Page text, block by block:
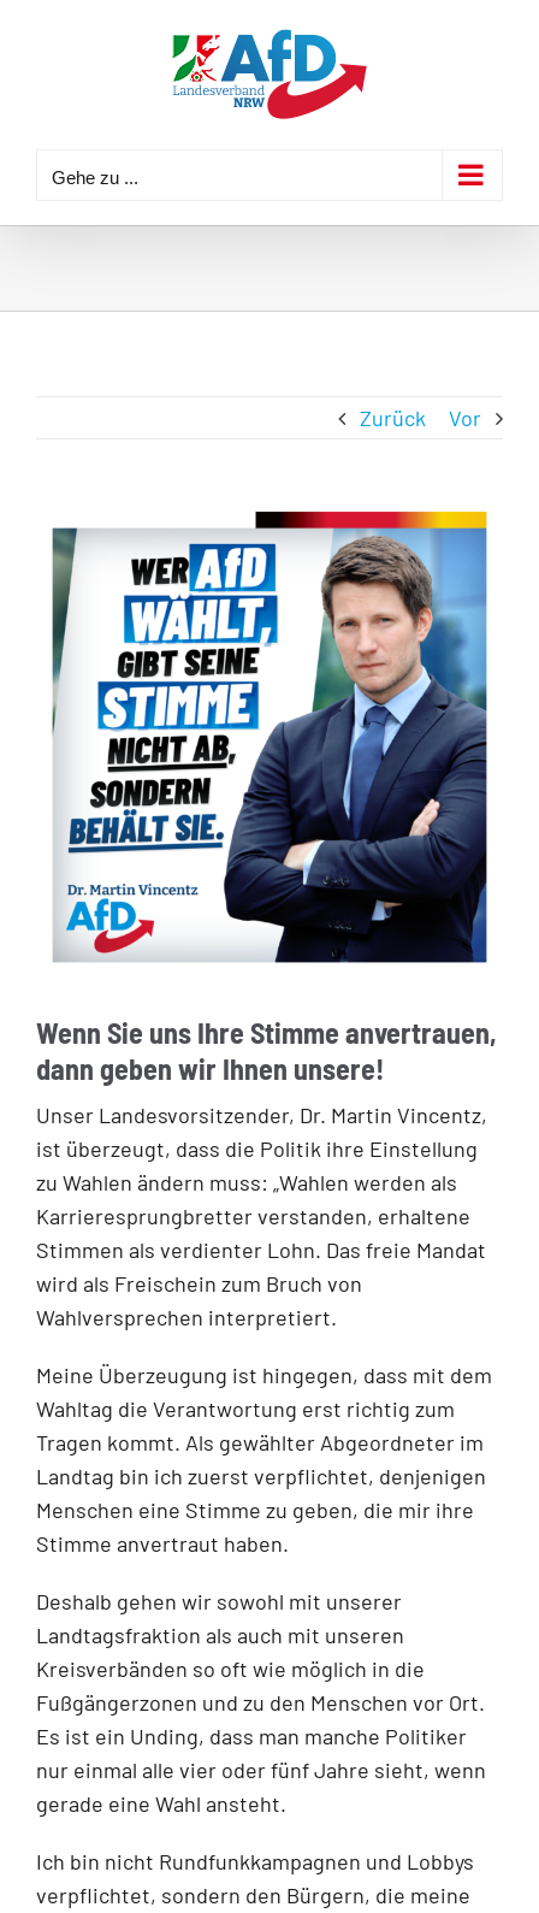
Gehe zu ...
Zurück Vor
Wenn Sie uns Ihre Stimme anvertrauen,
dann geben wir Ihnen unsere!
Unser Landesvorsitzender, Dr. Martin Vincentz,
ist überzeugt, dass die Politik ihre Einstellung
zu Wahlen ändern muss: „Wahlen werden als
Karrieresprungbretter verstanden, erhaltene
Stimmen als verdienter Lohn. Das freie Mandat
wird als Freischein zum Bruch von
Wahlversprechen interpretiert.
Meine Überzeugung ist hingegen, dass mit dem
Wahltag die Verantwortung erst richtig zum
Tragen kommt. Als gewählter Abgeordneter im
Landtag bin ich zuerst verpflichtet, denjenigen
Menschen eine Stimme zu geben, die mir ihre
Stimme anvertraut haben.
Deshalb gehen wir sowohl mit unserer
Landtagsfraktion als auch mit unseren
Kreisverbänden so oft wie möglich in die
Fußgängerzonen und zu den Menschen vor Ort.
Es ist ein Unding, dass man manche Politiker
nur einmal alle vier oder fünf Jahre sieht, wenn
gerade eine Wahl ansteht.
Ich bin nicht Rundfunkkampagnen und Lobbys
verpflichtet, sondern den Bürgern, die meine